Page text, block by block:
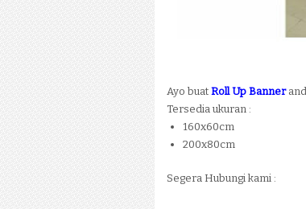
Ayo buat Roll Up Banner
Tersedia ukuran :
160x60cm
200x80cm
Segera Hubungi kami :